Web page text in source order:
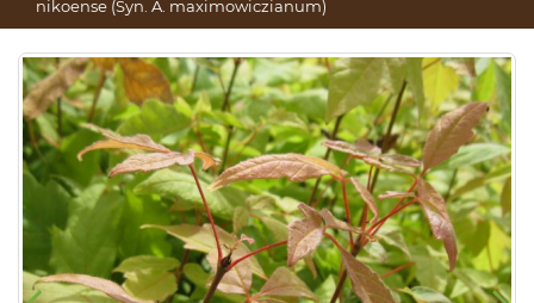
nikoense (Syn. A. maximowiczianum)